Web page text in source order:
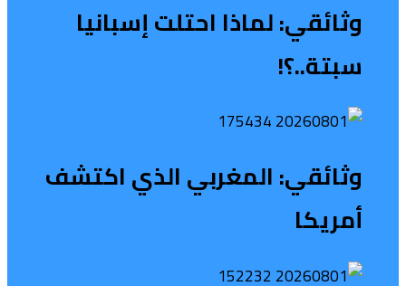
وثائقي: لماذا احتلت إسبانيا
سبتة..؟!
وثائقي: المغربي الذي اكتشف
أمريكا